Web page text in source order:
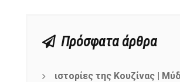
Πρόσφατα άρθρα
ιστορίες της Κουζίνας |